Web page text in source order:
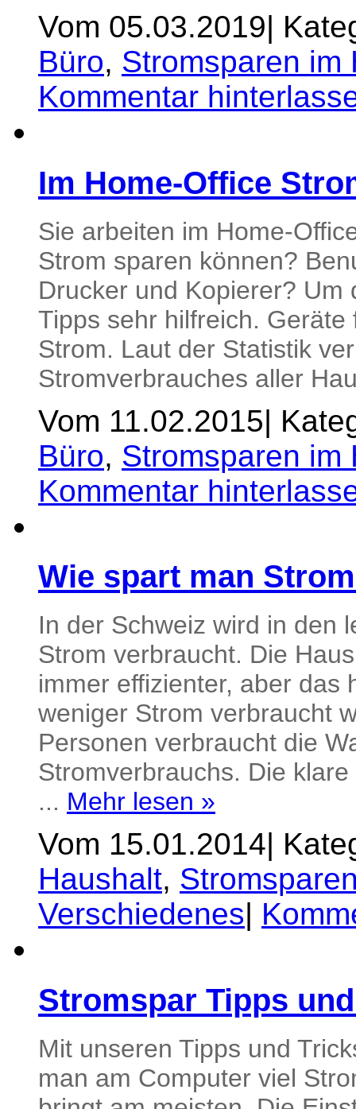
Vom 05.03.2019|
Büro, Stromsparen im
Kommentar
Im Home-Office
Sie arbeiten im Home-
Strom sparen können?
Drucker und Kopierer?
Tipps sehr hilfreich.
Strom. Laut der Statistik
Stromverbrauches aller
Vom 11.02.2015|
Büro, Stromsparen im
Kommentar
Wie spart man
In der Schweiz wird in den
Strom verbraucht. Die
immer effizienter, aber das
weniger Strom verbraucht
Personen verbraucht die
Stromverbrauchs. Die
... Mehr lesen »
Vom 15.01.2014|
Haushalt,
Verschiedenes|
Stromspar Tipps
Mit unseren Tipps und
man am Computer viel